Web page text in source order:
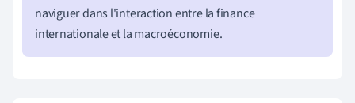
naviguer dans l'interaction entre la finance
internationale et la macroéconomie.